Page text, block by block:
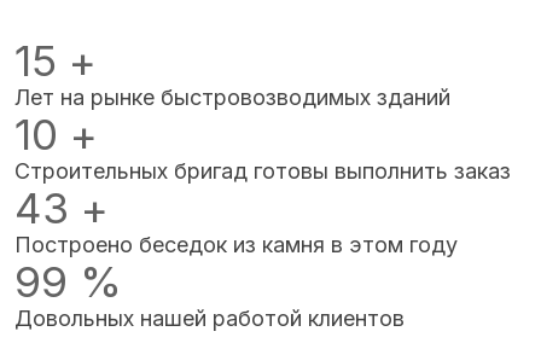
15 +
Лет на рынке быстровозводимых зданий
10 +
Строительных бригад готовы выполнить заказ
43 +
Построено беседок из камня в этом году
99 %
Довольных нашей работой клиентов